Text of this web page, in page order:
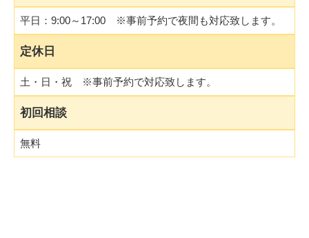
平日：9:00～17:00 ※事前予約で夜間も対応致します。
定休日
土・日・祝 ※事前予約で対応致します。
初回相談
無料